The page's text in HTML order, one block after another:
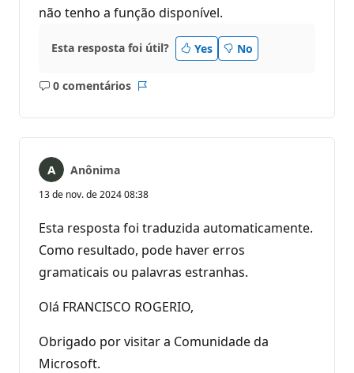
não tenho a função disponível.
Esta resposta foi útil? Yes No
0 comentários
Sem
Anônima
13 de nov. de 2024 08:38
Esta resposta foi traduzida automaticamente.
Como resultado, pode haver erros
gramaticais ou palavras estranhas.
Olá FRANCISCO ROGERIO,
Obrigado por visitar a Comunidade da
Microsoft.